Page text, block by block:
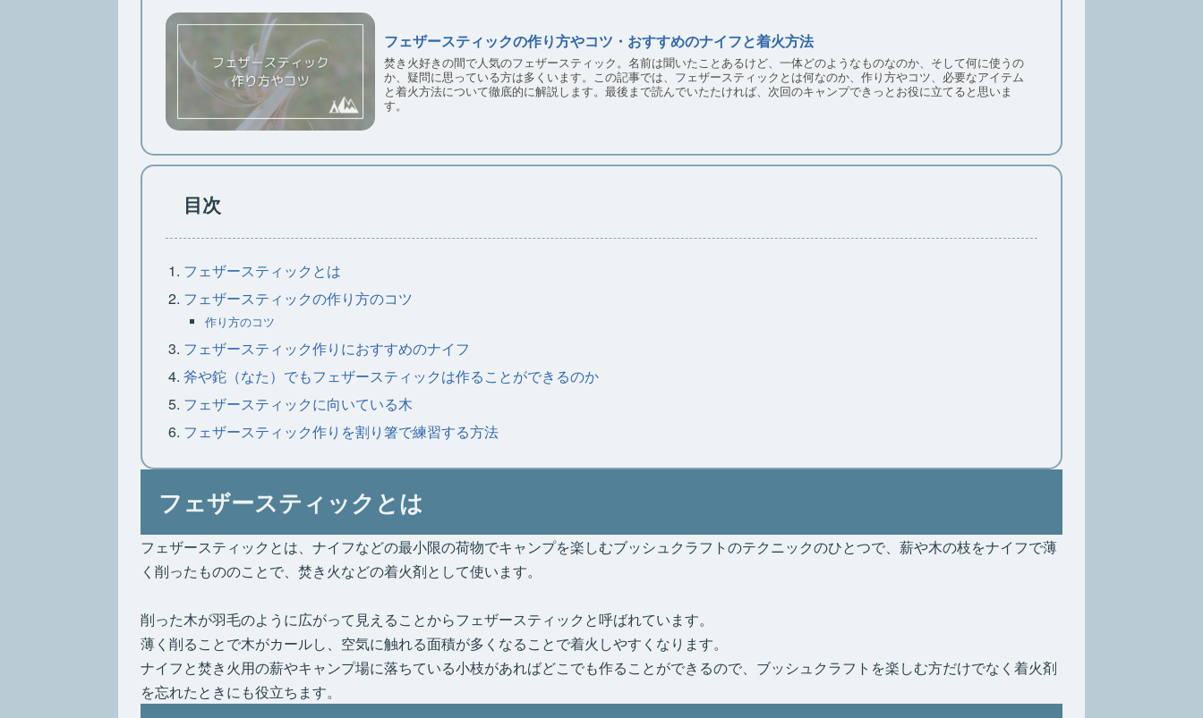
フェザースティックの作り方やコツ・おすすめのナイフと着火方法
焚き火好きの間で人気のフェザースティック。名前は聞いたことあるけど、一体どのようなものなのか、そして何に使うの
か、疑問に思っている方は多くいます。この記事では、フェザースティックとは何なのか、作り方やコツ、必要なアイテム
と着火方法について徹底的に解説します。最後まで読んでいたたければ、次回のキャンプできっとお役に立てると思いま
す。
目次
フェザースティックとは
フェザースティックの作り方のコツ
作り方のコツ
フェザースティック作りにおすすめのナイフ
斧や鉈（なた）でもフェザースティックは作ることができるのか
フェザースティックに向いている木
フェザースティック作りを割り箸で練習する方法
フェザースティックとは
フェザースティックとは、ナイフなどの最小限の荷物でキャンプを楽しむブッシュクラフトのテクニックのひとつで、薪や木の枝をナイフで薄
く削ったもののことで、焚き火などの着火剤として使います。
削った木が羽毛のように広がって見えることからフェザースティックと呼ばれています。
薄く削ることで木がカールし、空気に触れる面積が多くなることで着火しやすくなります。
ナイフと焚き火用の薪やキャンプ場に落ちている小枝があればどこでも作ることができるので、ブッシュクラフトを楽しむ方だけでなく着火剤
を忘れたときにも役立ちます。